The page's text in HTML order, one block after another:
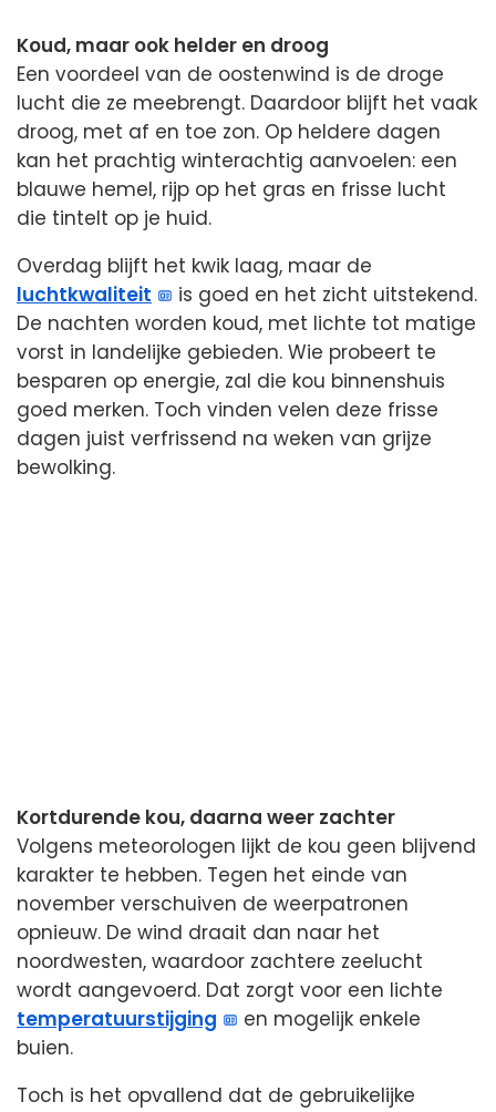
Koud, maar ook helder en droog
Een voordeel van de oostenwind is de droge
lucht die ze meebrengt. Daardoor blijft het vaak
droog, met af en toe zon. Op heldere dagen
kan het prachtig winterachtig aanvoelen: een
blauwe hemel, rijp op het gras en frisse lucht
die tintelt op je huid.
Overdag blijft het kwik laag, maar de
luchtkwaliteit
is goed en het zicht uitstekend.
De nachten worden koud, met lichte tot matige
vorst in landelijke gebieden. Wie probeert te
besparen op energie, zal die kou binnenshuis
goed merken. Toch vinden velen deze frisse
dagen juist verfrissend na weken van grijze
bewolking.
Kortdurende kou, daarna weer zachter
Volgens meteorologen lijkt de kou geen blijvend
karakter te hebben. Tegen het einde van
november verschuiven de weerpatronen
opnieuw. De wind draait dan naar het
noordwesten, waardoor zachtere zeelucht
wordt aangevoerd. Dat zorgt voor een lichte
temperatuurstijging
en mogelijk enkele
buien.
Toch is het opvallend dat de gebruikelijke